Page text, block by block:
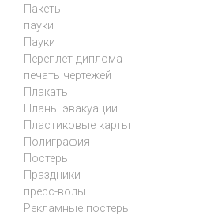
Пакеты
пауки
Пауки
Переплет диплома
печать чертежей
Плакаты
Планы эвакуации
Пластиковые карты
Полиграфия
Постеры
Праздники
пресс-волы
Рекламные постеры